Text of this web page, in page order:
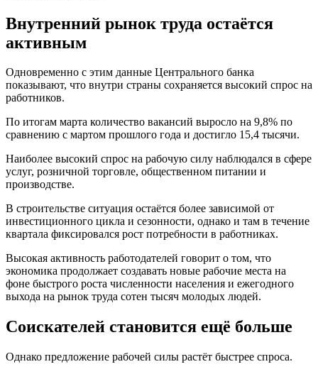
Внутренний рынок труда остаётся
активным
Одновременно с этим данные Центрального банка
показывают, что внутри страны сохраняется высокий спрос на
работников.
По итогам марта количество вакансий выросло на 9,8% по
сравнению с мартом прошлого года и достигло 15,4 тысячи.
Наиболее высокий спрос на рабочую силу наблюдался в сфере
услуг, розничной торговле, общественном питании и
производстве.
В строительстве ситуация остаётся более зависимой от
инвестиционного цикла и сезонности, однако и там в течение
квартала фиксировался рост потребности в работниках.
Высокая активность работодателей говорит о том, что
экономика продолжает создавать новые рабочие места на
фоне быстрого роста численности населения и ежегодного
выхода на рынок труда сотен тысяч молодых людей.
Соискателей становится ещё больше
Однако предложение рабочей силы растёт быстрее спроса.